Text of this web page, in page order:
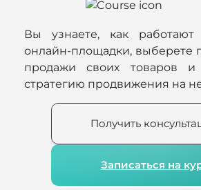
Вы узнаете, как работают
онлайн-площадки, выберете
продажи своих товаров и
стратегию продвижения на
Записаться на
Получить